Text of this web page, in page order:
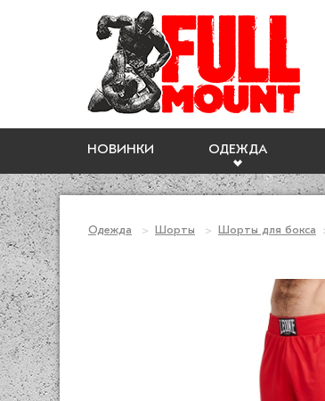
НОВИНКИ ОДЕЖДА
Одежда Шорты Шорты для бокса